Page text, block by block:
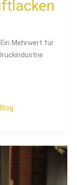
Mehrwert für